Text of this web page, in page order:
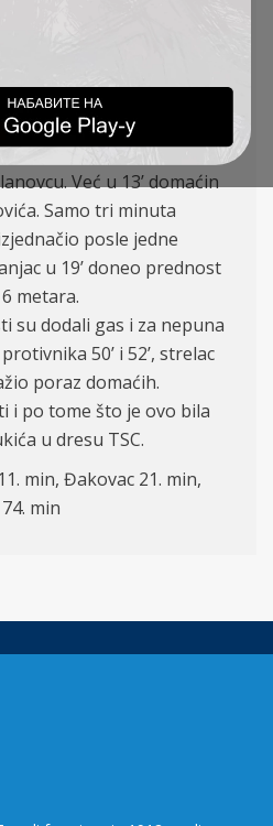
Đakovac (61′ Stanojlović),
je gostovao ekipi
Već u 13’ domaćin
Samo tri minuta
posle jedne
u 19’ doneo prednost
metara.
su dodali gas i za nepuna
50’ i 52’, strelac
poraz domaćih.
i po tome što je ovo bila
u dresu TSC.
min, Đakovac 21. min,
min